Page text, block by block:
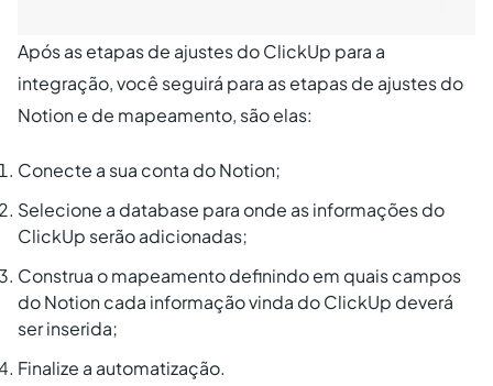
Após as etapas de ajustes do ClickUp para a
integração, você seguirá para as etapas de ajustes do
Notion e de mapeamento, são elas:
Conecte a sua conta do Notion;
Selecione a database para onde as informações do
ClickUp serão adicionadas;
Construa o mapeamento definindo em quais campos
do Notion cada informação vinda do ClickUp deverá
ser inserida;
Finalize a automatização.